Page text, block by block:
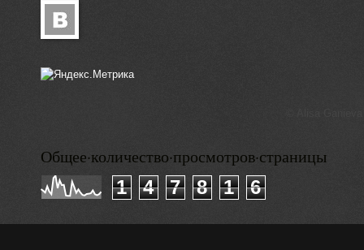
Общее·количество·просмотров·страницы
1
4 7 8 1 6